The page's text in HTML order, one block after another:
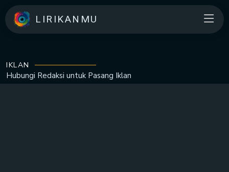
LIRIKANMU
IKLAN
Hubungi Redaksi untuk Pasang Iklan